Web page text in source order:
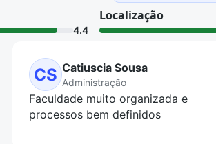
4.4
Localização
CS Catiuscia Sousa
Administração
Faculdade muito organizada e
processos bem definidos